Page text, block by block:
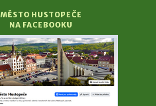
MĚSTO HUSTOPEČE
NA FACEBOOKU